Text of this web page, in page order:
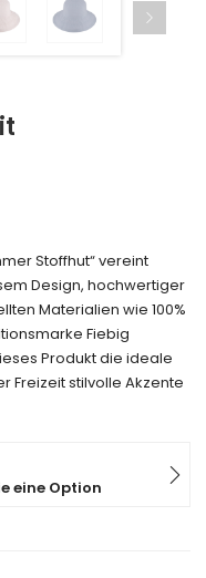
Stoffhut“ vereint
Design, hochwertiger
Materialien wie 100%
Fiebig
Produkt die ideale
Freizeit stilvolle Akzente
eine Option